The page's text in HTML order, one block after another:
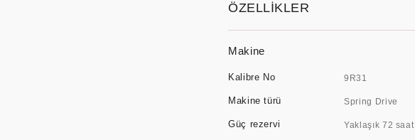
ÖZELLİKLER
Makine
Kalibre No 9R31
Makine türü Spring Drive
Güç rezervi Yaklaşık 72 saat